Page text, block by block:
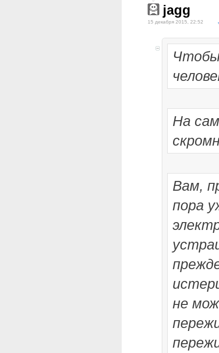
jagg
15 декабря 2015, 22:52
На
Вам,
пора
не